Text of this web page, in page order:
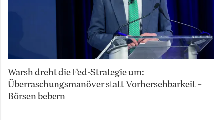
Warsh dreht die Fed-Strategie um:
Überraschungsmanöver statt Vorhersehbarkeit –
Börsen bebern